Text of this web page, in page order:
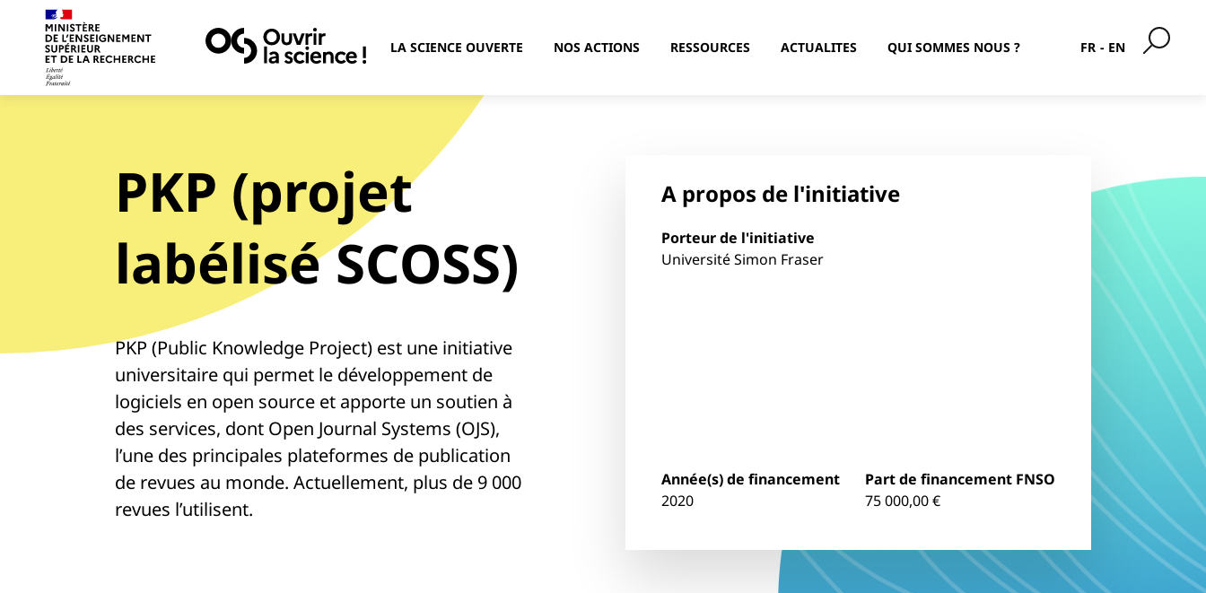
LA SCIENCE OUVERTE NOS ACTIONS RESSOURCES ACTUALITES QUI SOMMES NOUS ? FR EN
PKP (projet
labélisé SCOSS)
PKP (Public Knowledge Project) est une initiative
universitaire qui permet le développement de
logiciels en open source et apporte un soutien à
des services, dont Open Journal Systems (OJS),
l’une des principales plateformes de publication
de revues au monde. Actuellement, plus de 9 000
revues l’utilisent.
A propos de l'initiative
Porteur de l'initiative
Université Simon Fraser
Année(s) de financement
2020
Part de financement FNSO
75 000,00 €